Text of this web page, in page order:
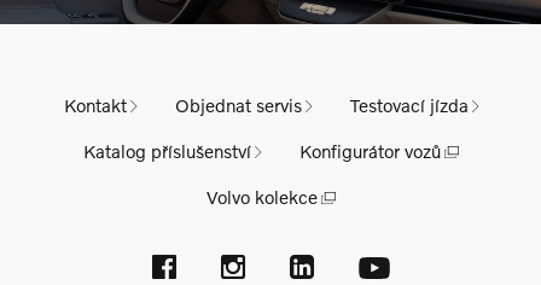
Kontakt Objednat servis Testovací jízda
Katalog příslušenství Konfigurátor vozů
Volvo kolekce